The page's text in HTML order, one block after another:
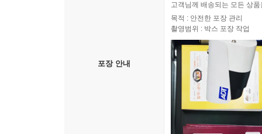
포장 안내
고객님께 배송되는 모든 상
목적 : 안전한 포장 관리
촬영범위 : 박스 포장 작업